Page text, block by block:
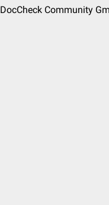
DocCheck Community